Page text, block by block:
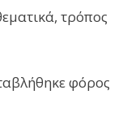
τρόπος
φόρος